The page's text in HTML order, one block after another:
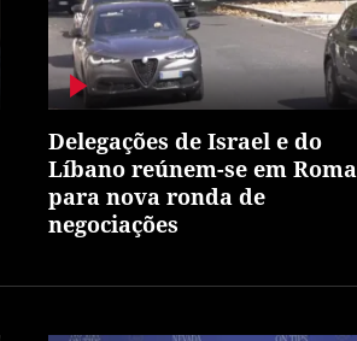
Delegações de Israel e do
Líbano reúnem-se em Roma
para nova ronda de
negociações